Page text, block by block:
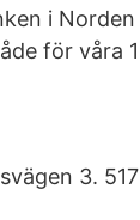
i
för våra
3.